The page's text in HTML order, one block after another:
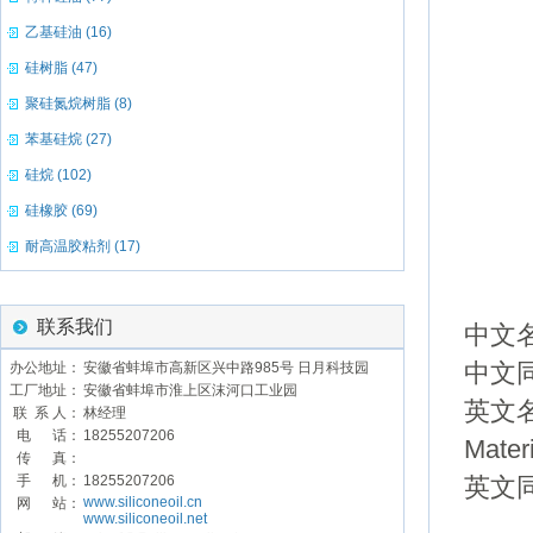
乙基硅油 (16)
硅树脂 (47)
聚硅氮烷树脂 (8)
苯基硅烷 (27)
硅烷 (102)
硅橡胶 (69)
耐高温胶粘剂 (17)
联系我们
办公地址： 安徽省蚌埠市高新区兴中路985号 日月科技园
工厂地址： 安徽省蚌埠市淮上区沫河口工业园
联 系 人： 林经理
电 话： 18255207206
传 真：
手 机： 18255207206
网 站： www.siliconeoil.cn
www.siliconeoil.net
中文
中文
英文
英文